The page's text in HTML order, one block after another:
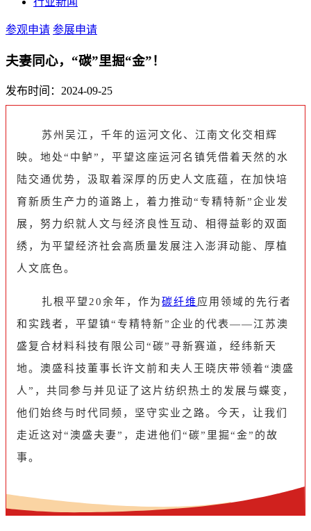
参观申请 参展申请
夫妻同心，“碳”里掘“金”！
发布时间：2024-09-25
苏州吴江，千年的运河文化、江南文化交相辉
映。地处“中鲈”，平望这座运河名镇凭借着天然的水
陆交通优势，汲取着深厚的历史人文底蕴，在加快培
育新质生产力的道路上，着力推动“专精特新”企业发
展，努力织就人文与经济良性互动、相得益彰的双面
绣，为平望经济社会高质量发展注入澎湃动能、厚植
人文底色。
扎根平望20余年，作为碳纤维应用领域的先行者
和实践者，平望镇“专精特新”企业的代表——江苏澳
盛复合材料科技有限公司“碳”寻新赛道，经纬新天
地。澳盛科技董事长许文前和夫人王晓庆带领着“澳盛
人”，共同参与并见证了这片纺织热土的发展与蝶变，
他们始终与时代同频，坚守实业之路。今天，让我们
走近这对“澳盛夫妻”，走进他们“碳”里掘“金”的故
事。